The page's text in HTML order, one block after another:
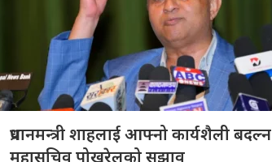
प्रधानमन्त्री शाहलाई आफ्नो कार्यशैली बदल्न
महासचिव पोखरेलको सुझाव